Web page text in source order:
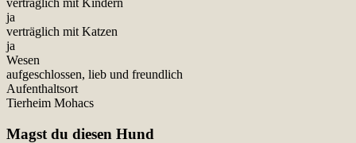
verträglich mit Kindern
ja
verträglich mit Katzen
ja
Wesen
aufgeschlossen, lieb und freundlich
Aufenthaltsort
Tierheim Mohacs
Magst du diesen Hund